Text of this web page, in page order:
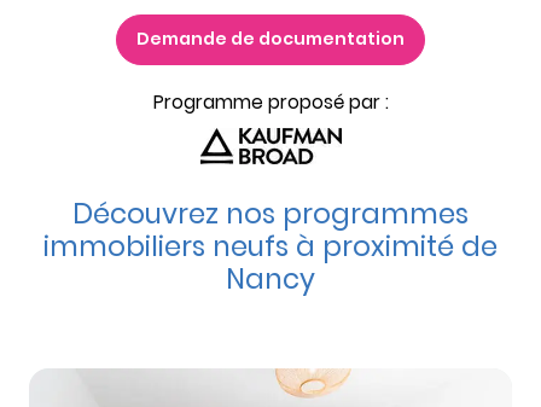
Demande de documentation
Programme proposé par :
Découvrez nos programmes
immobiliers neufs à proximité de
Nancy